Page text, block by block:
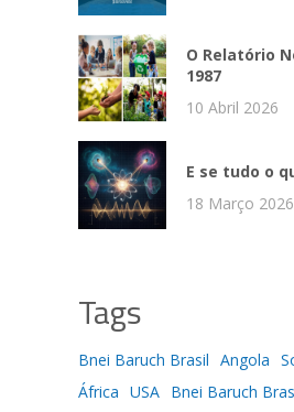
O Relatório
1987
10 Abril 2026
E se tudo o
18 Março 2026
Tags
Bnei Baruch Brasil Angola
África USA Bnei Baruch